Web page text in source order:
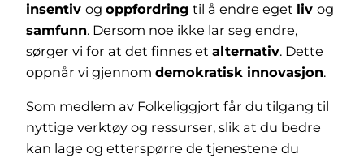
insentiv og oppfordring til å endre eget liv og
samfunn. Dersom noe ikke lar seg endre,
sørger vi for at det finnes et alternativ. Dette
oppnår vi gjennom demokratisk innovasjon.
Som medlem av Folkeliggjort får du tilgang til
nyttige verktøy og ressurser, slik at du bedre
kan lage og etterspørre de tjenestene du